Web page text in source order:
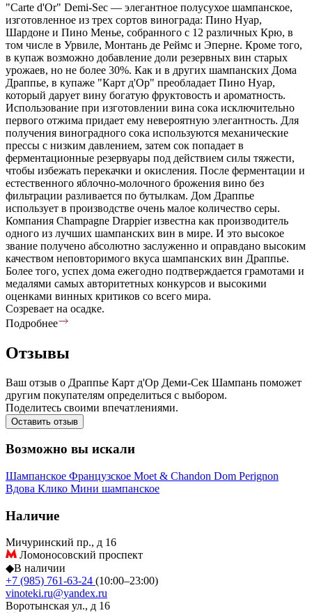
"Carte d'Or" Demi-Sec — элегантное полусухое шампанское,
изготовленное из трех сортов винограда: Пино Нуар,
Шардоне и Пино Менье, собранного с 12 различных Крю, в
том числе в Урвиле, Монтань де Реймс и Эперне. Кроме того,
в купаж возможно добавление доли резервных вин старых
урожаев, но не более 30%. Как и в других шампанских Дома
Драппье, в купаже "Карт д'Ор" преобладает Пино Нуар,
который дарует вину богатую фруктовость и ароматность.
Использование при изготовлении вина сока исключительно
первого отжима придает ему невероятную элегантность. Для
получения виноградного сока используются механические
прессы с низким давлением, затем сок попадает в
ферментационные резервуары под действием силы тяжести,
чтобы избежать перекачки и окисления. После ферментации и
естественного яблочно-молочного брожения вино без
фильтрации разливается по бутылкам. Дом Драппье
использует в производстве очень малое количество серы.
Компания Champagne Drappier известна как производитель
одного из лучших шампанских вин в мире. И это высокое
звание получено абсолютно заслуженно и оправдано высоким
качеством неповторимого вкуса шампанских вин Драппье.
Более того, успех дома ежегодно подтверждается грамотами и
медалями самых авторитетных конкурсов и высокими
оценками винных критиков со всего мира.
Созревает на осадке.
Подробнее
Отзывы
Ваш отзыв о Драппье Карт д'Ор Деми-Сек Шампань поможет
другим покупателям определиться с выбором.
Поделитесь своими впечатлениями.
Оставить отзыв
Возможно вы искали
Шампанское Французское Moet & Chandon Dom Perignon
Вдова Клико Мини шампанское
Наличие
Мичуринский пр., д 16
Ломоносовский проспект
◆В наличии
+7 (985) 761-63-24 (10:00–23:00)
vinoteki.ru@yandex.ru
Воротынская ул., д 16